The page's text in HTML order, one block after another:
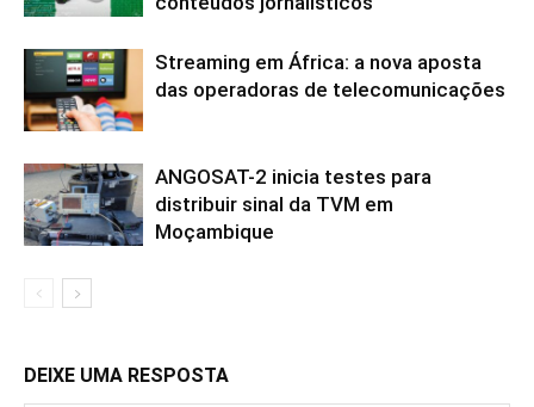
Streaming em África: a nova aposta
das operadoras de telecomunicações
ANGOSAT-2 inicia testes para
distribuir sinal da TVM em
Moçambique
DEIXE UMA RESPOSTA